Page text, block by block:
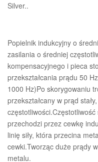
Silver..
Popielnik indukcyjny o
zasilania o średniej
kompensacyjnego i pieca
przekształcania prądu 50
1000 Hz)Po skorygowaniu
przekształcany w prąd
przechodzi przez cewkę
linię siły, która przecina
cewki.Tworząc duże prądy
metalu.